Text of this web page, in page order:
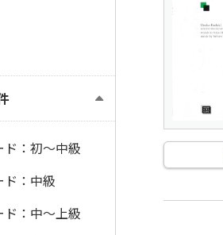
ド：初～中級
ド：中級
ド：中～上級